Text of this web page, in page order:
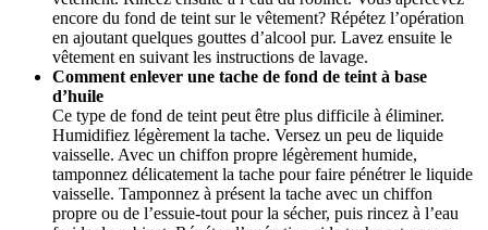
encore du fond de teint sur le vêtement? Répétez l’opération
en ajoutant quelques gouttes d’alcool pur. Lavez ensuite le
vêtement en suivant les instructions de lavage.
Comment enlever une tache de fond de teint à base
d’huile
Ce type de fond de teint peut être plus difficile à éliminer.
Humidifiez légèrement la tache. Versez un peu de liquide
vaisselle. Avec un chiffon propre légèrement humide,
tamponnez délicatement la tache pour faire pénétrer le liquide
vaisselle. Tamponnez à présent la tache avec un chiffon
propre ou de l’essuie-tout pour la sécher, puis rincez à l’eau